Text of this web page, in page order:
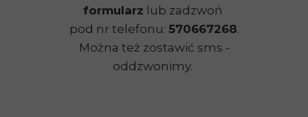
formularz lub zadzwoń
pod nr telefonu: 570667268.
Można też zostawić sms -
oddzwonimy.